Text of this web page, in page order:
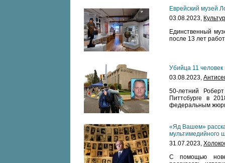
Еврейский музей
03.08.2023,
Единственный
после 13 лет
Убийца 11 человек
03.08.2023,
50-летний
Питтсбурге в
федеральным
«Яд Вашем»
мультимедийного
31.07.2023,
С помощью